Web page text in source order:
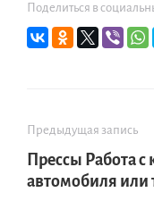
Поделиться в
Предыдущая запись
Прессы Работа
автомобиля или